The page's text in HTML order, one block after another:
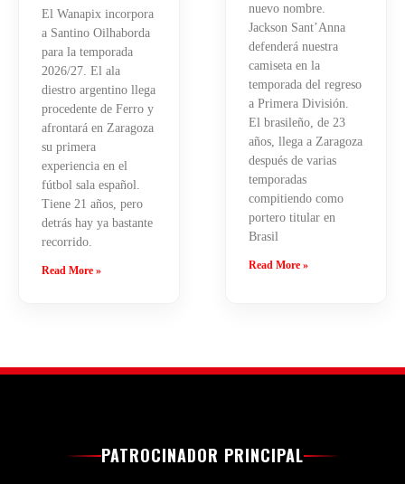
El Wanapix incorpora
a Santino Oilhaborda
para la temporada
2026/27. El ala
diestro argentino llega
procedente de Ferro y
afrontará en Zaragoza
su primera
experiencia en el
fútbol sala español.
Tiene 21 años, pero
detrás hay ya bastante
recorrido.
Read More »
nuevo nombre.
Jackson Sant’Anna
defenderá nuestra
camiseta en la
temporada del regreso
a Primera División.
El brasileño, de 23
años, llega a Zaragoza
después de varias
temporadas
compitiendo como
portero titular en
Brasil
Read More »
PATROCINADOR PRINCIPAL